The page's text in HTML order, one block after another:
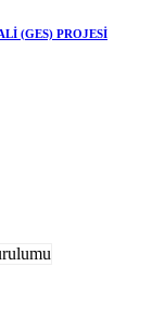
(GES) PROJESİ